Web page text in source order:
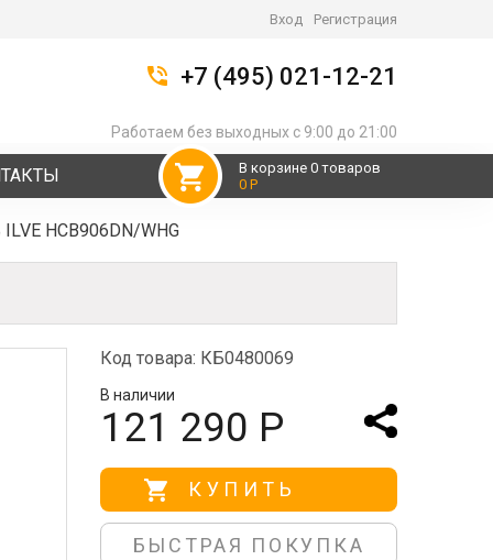
Вход Регистрация
+7 (495) 021-12-21
Работаем без выходных с 9:00 до 21:00
В корзине 0 товаров
0 Р
HCB906DN/WHG
Код товара: КБ0480069
В наличии
121 290 Р
КУПИТЬ
БЫСТРАЯ ПОКУПКА